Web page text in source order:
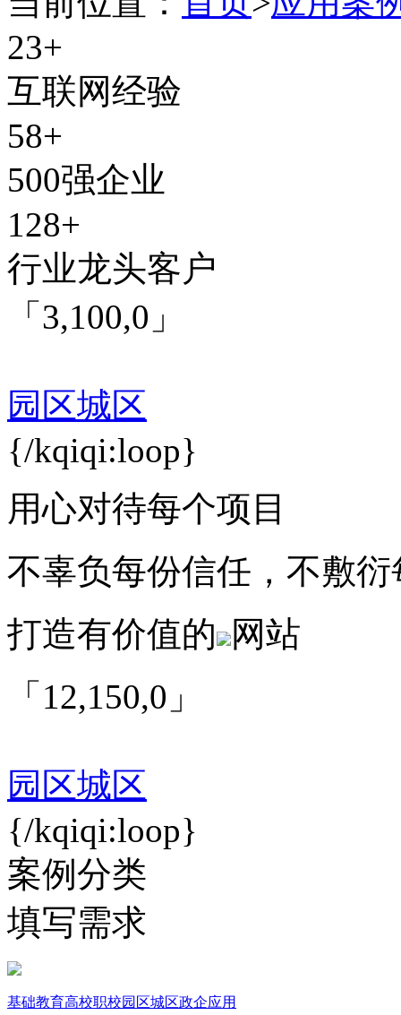
23+
互联网经验
58+
500强企业
128+
行业龙头客户
「3,100,0」
园区城区
{/kqiqi:loop}
用心对待每个项目
不辜负每份信任，不敷
打造有价值的 网站
「12,150,0」
园区城区
{/kqiqi:loop}
案例分类
填写需求
基础教育高校职校园区城区政企应用